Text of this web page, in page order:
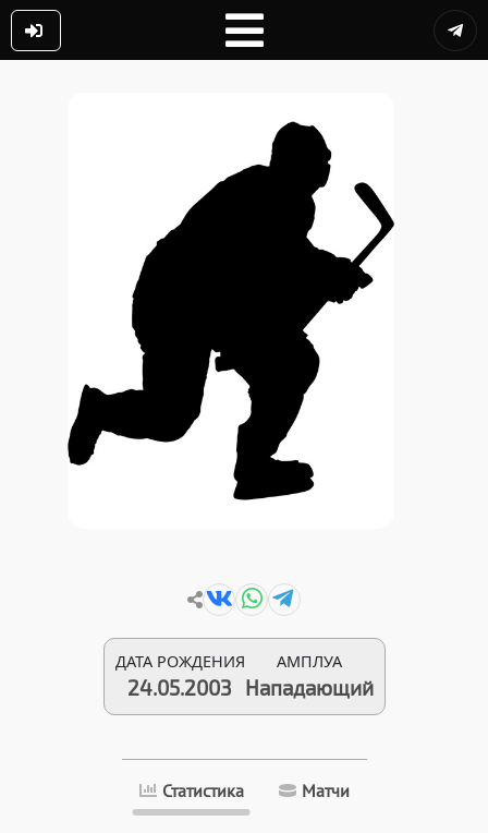
ДАТА РОЖДЕНИЯ
24.05.2003
АМПЛУА
Нападающий
Статистика Матчи